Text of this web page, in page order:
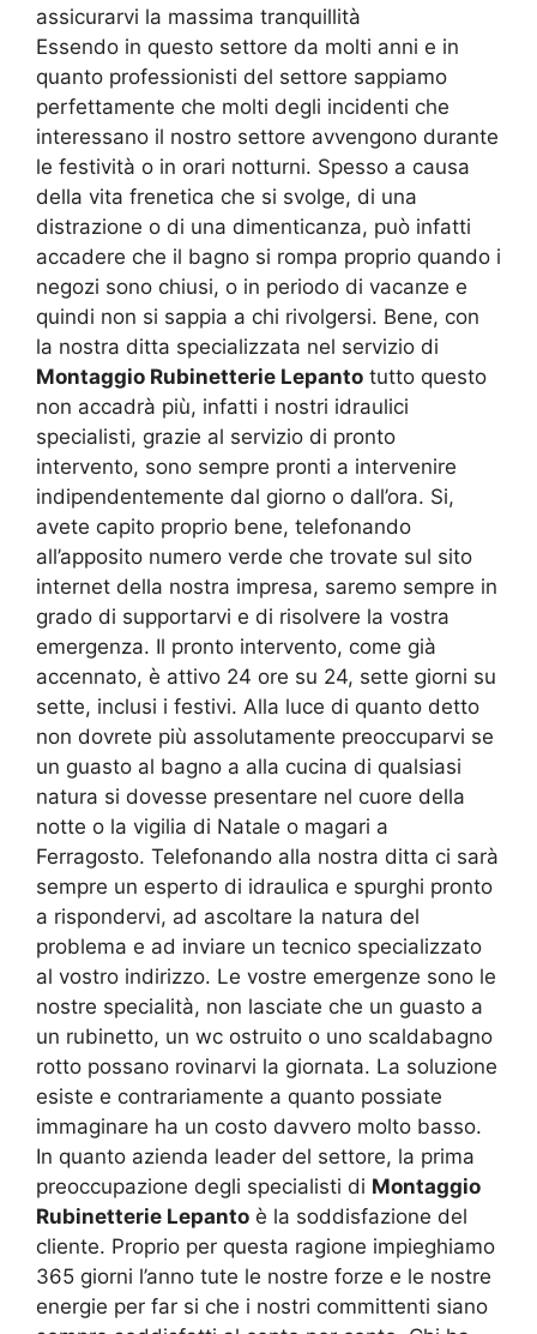
assicurarvi la massima tranquillità
Essendo in questo settore da molti anni e in
quanto professionisti del settore sappiamo
perfettamente che molti degli incidenti che
interessano il nostro settore avvengono durante
le festività o in orari notturni. Spesso a causa
della vita frenetica che si svolge, di una
distrazione o di una dimenticanza, può infatti
accadere che il bagno si rompa proprio quando i
negozi sono chiusi, o in periodo di vacanze e
quindi non si sappia a chi rivolgersi. Bene, con
la nostra ditta specializzata nel servizio di
Montaggio Rubinetterie Lepanto tutto questo
non accadrà più, infatti i nostri idraulici
specialisti, grazie al servizio di pronto
intervento, sono sempre pronti a intervenire
indipendentemente dal giorno o dall’ora. Si,
avete capito proprio bene, telefonando
all’apposito numero verde che trovate sul sito
internet della nostra impresa, saremo sempre in
grado di supportarvi e di risolvere la vostra
emergenza. Il pronto intervento, come già
accennato, è attivo 24 ore su 24, sette giorni su
sette, inclusi i festivi. Alla luce di quanto detto
non dovrete più assolutamente preoccuparvi se
un guasto al bagno a alla cucina di qualsiasi
natura si dovesse presentare nel cuore della
notte o la vigilia di Natale o magari a
Ferragosto. Telefonando alla nostra ditta ci sarà
sempre un esperto di idraulica e spurghi pronto
a rispondervi, ad ascoltare la natura del
problema e ad inviare un tecnico specializzato
al vostro indirizzo. Le vostre emergenze sono le
nostre specialità, non lasciate che un guasto a
un rubinetto, un wc ostruito o uno scaldabagno
rotto possano rovinarvi la giornata. La soluzione
esiste e contrariamente a quanto possiate
immaginare ha un costo davvero molto basso.
In quanto azienda leader del settore, la prima
preoccupazione degli specialisti di Montaggio
Rubinetterie Lepanto è la soddisfazione del
cliente. Proprio per questa ragione impieghiamo
365 giorni l’anno tute le nostre forze e le nostre
energie per far si che i nostri committenti siano